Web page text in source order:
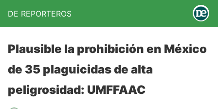
DE REPORTEROS
Plausible la prohibición en México
de 35 plaguicidas de alta
peligrosidad: UMFFAAC